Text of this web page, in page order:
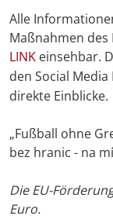
Alle
Maßnahmen
LINK einsehbar.
den Social Media
direkte Einblicke.
„Fußball ohne
bez hranic - na
Die EU-
Euro.